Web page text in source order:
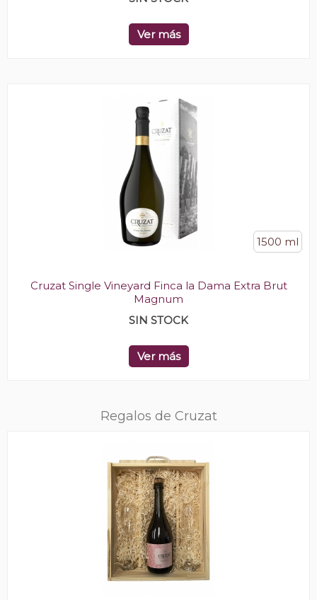
Ver más
1500 ml
Cruzat Single Vineyard Finca la Dama Extra Brut
Magnum
SIN STOCK
Ver más
Regalos de Cruzat